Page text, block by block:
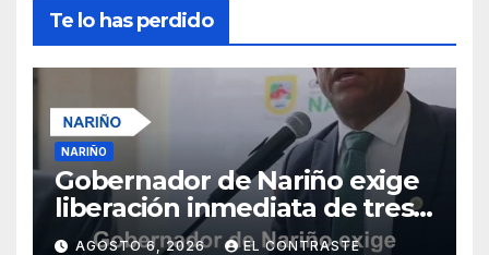
Te lo has perdido
NARIÑO
Gobernador de Nariño exige
liberación inmediata de tres
uniformados secuestrados
AGOSTO 6, 2026 EL CONTRASTE